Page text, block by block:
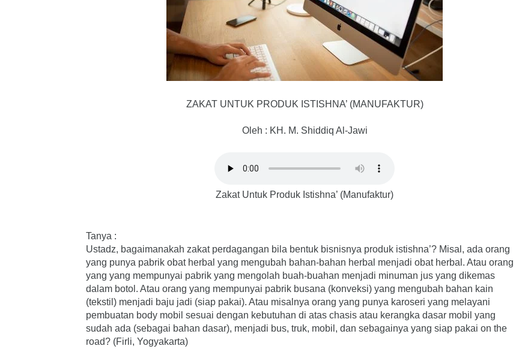
ZAKAT UNTUK PRODUK ISTISHNA’ (MANUFAKTUR)
Oleh : KH. M. Shiddiq Al-Jawi
Zakat Untuk Produk Istishna’ (Manufaktur)
Tanya :
Ustadz, bagaimanakah zakat perdagangan bila bentuk bisnisnya produk istishna’? Misal, ada orang
yang punya pabrik obat herbal yang mengubah bahan-bahan herbal menjadi obat herbal. Atau orang
yang yang mempunyai pabrik yang mengolah buah-buahan menjadi minuman jus yang dikemas
dalam botol. Atau orang yang mempunyai pabrik busana (konveksi) yang mengubah bahan kain
(tekstil) menjadi baju jadi (siap pakai). Atau misalnya orang yang punya karoseri yang melayani
pembuatan body mobil sesuai dengan kebutuhan di atas chasis atau kerangka dasar mobil yang
sudah ada (sebagai bahan dasar), menjadi bus, truk, mobil, dan sebagainya yang siap pakai on the
road? (Firli, Yogyakarta)